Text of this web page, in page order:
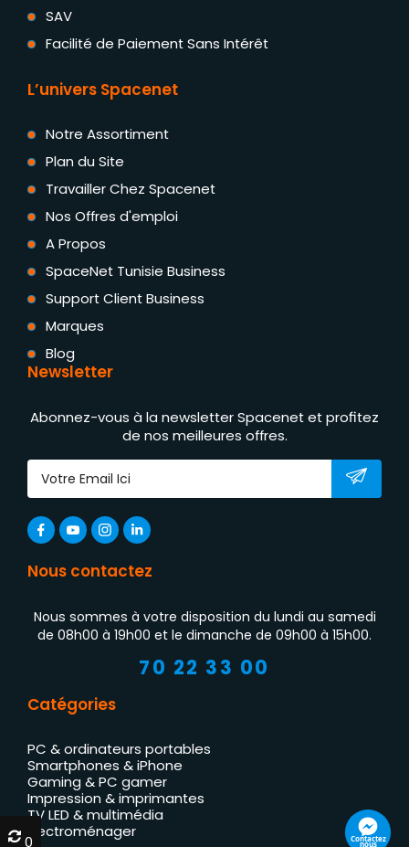
SAV
Facilité de Paiement Sans Intérêt
L’univers Spacenet
Notre Assortiment
Plan du Site
Travailler Chez Spacenet
Nos Offres d'emploi
A Propos
SpaceNet Tunisie Business
Support Client Business
Marques
Blog
Newsletter
Abonnez-vous à la newsletter Spacenet et profitez
de nos meilleures offres.
Nous contactez
Nous sommes à votre disposition du lundi au samedi
de 08h00 à 19h00 et le dimanche de 09h00 à 15h00.
70 22 33 00
Catégories
PC & ordinateurs portables
Smartphones & iPhone
Gaming & PC gamer
Impression & imprimantes
TV LED & multimédia
Électroménager
Contactez
nous
0
0